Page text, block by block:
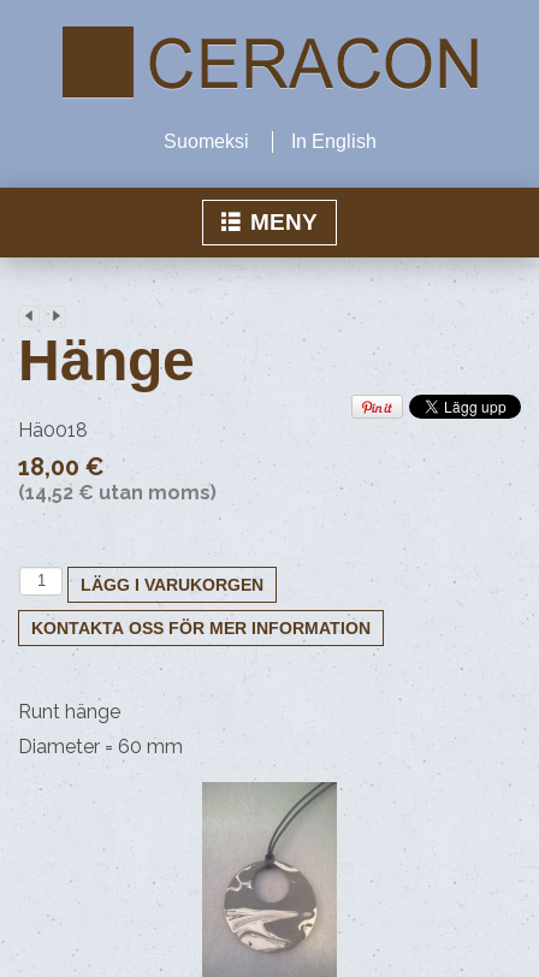
Suomeksi In English
MENY
Produkter
Air-verksamhet
Kontakta oss
Länkar
Hänge
Hä0018
18,00 €
(14,52 € utan moms)
Runt hänge
Diameter = 60 mm